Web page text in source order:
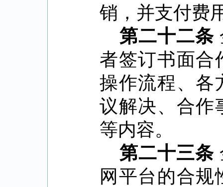
销，并支付费
第二十二条
者签订书面合
操作流程、各
议解决、合作
等内容。
第二十三条
网平台的合